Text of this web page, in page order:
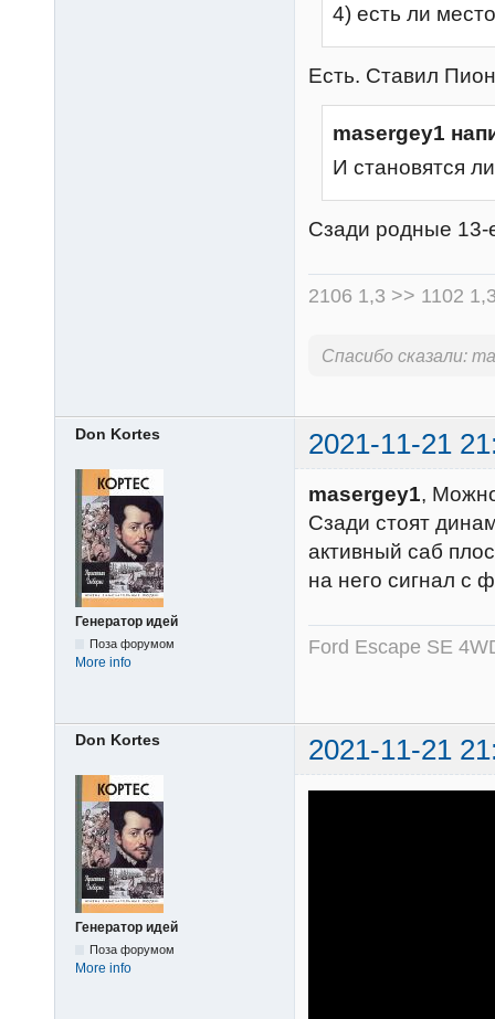
4) есть ли
Есть. Ставил
masergey1
И становятся
Сзади родные 13-
2106 1,3 >> 1102
Спасибо сказали:
Don Kortes 2021-11-21
Генератор идей
Поза форумом
More info
masergey1,
Сзади стоят
активный саб
на него сигнал с
Ford Escape SE
Don Kortes 2021-11-21
Генератор идей
Поза форумом
More info